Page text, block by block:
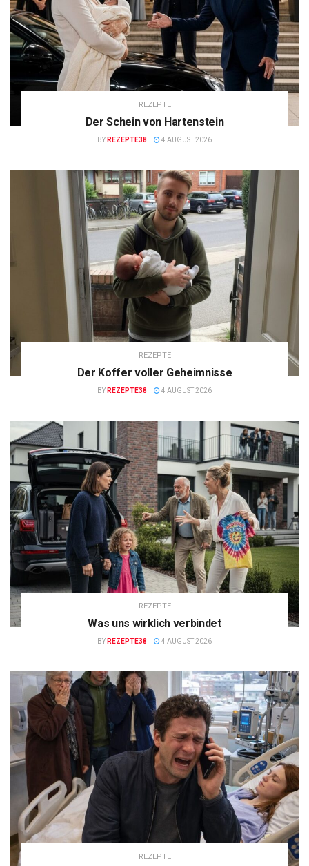
REZEPTE
Der Schein von Hartenstein
BY REZEPTE38 4 AUGUST 2026
REZEPTE
Der Koffer voller Geheimnisse
BY REZEPTE38 4 AUGUST 2026
REZEPTE
Was uns wirklich verbindet
BY REZEPTE38 4 AUGUST 2026
REZEPTE